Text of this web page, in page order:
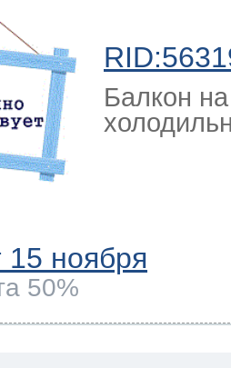
Балкон
15 ноября
50%